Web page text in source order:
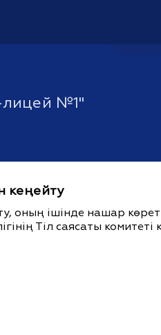
№1"
кеңейту
оның ішінде нашар
Тіл саясаты